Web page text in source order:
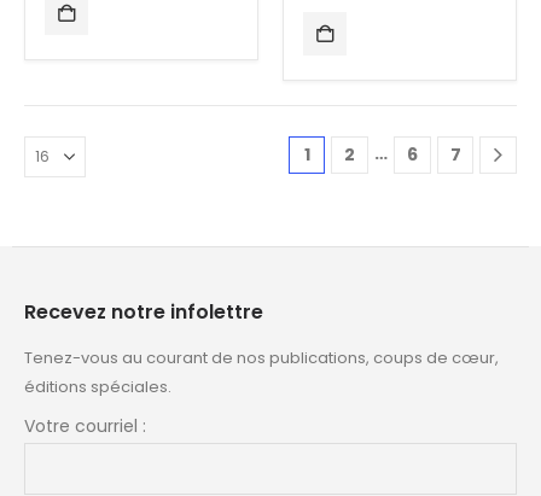
1 2 … 6 7
Recevez notre infolettre
Tenez-vous au courant de nos publications, coups de cœur,
éditions spéciales.
Votre courriel :